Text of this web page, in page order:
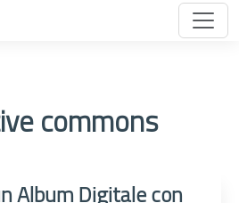
commons
Album Digitale con